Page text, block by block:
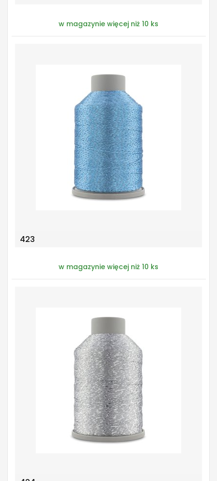
w magazynie więcej niż 10 ks
423
w magazynie więcej niż 10 ks